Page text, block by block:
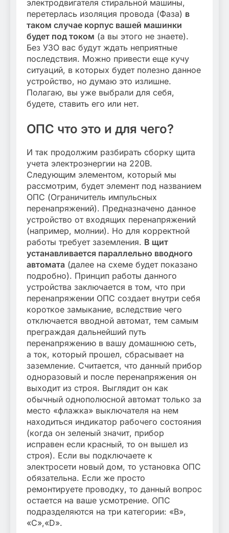
электродвигателя стиральной машины,
перетерлась изоляция провода (Фаза) в
таком случае корпус вашей машинки
будет под током (а вы этого не знаете).
Без УЗО вас будут ждать неприятные
последствия. Можно привести еще кучу
ситуаций, в которых будет полезно данное
устройство, но думаю это излишне.
Полагаю, вы уже выбрали для себя,
будете, ставить его или нет.
ОПС что это и для чего?
И так продолжим разбирать сборку щита
учета электроэнергии на 220В.
Следующим элементом, который мы
рассмотрим, будет элемент под названием
ОПС (Ограничитель импульсных
перенапряжений). Предназначено данное
устройство от входящих перенапряжений
(например, молнии). Но для корректной
работы требует заземления. В щит
устанавливается параллельно вводного
автомата (далее на схеме будет показано
подробно). Принцип работы данного
устройства заключается в том, что при
перенапряжении ОПС создает внутри себя
короткое замыкание, вследствие чего
отключается вводной автомат, тем самым
преграждая дальнейший путь
перенапряжению в вашу домашнюю сеть,
а ток, который прошел, сбрасывает на
заземление. Считается, что данный прибор
одноразовый и после перенапряжения он
выходит из строя. Выглядит он как
обычный однополюсной автомат только за
место «флажка» выключателя на нем
находиться индикатор рабочего состояния
(когда он зеленый значит, прибор
исправен если красный, то он вышел из
строя). Если вы подключаете к
электросети новый дом, то установка ОПС
обязательна. Если же просто
ремонтируете проводку, то данный вопрос
остается на ваше усмотрение. ОПС
подразделяются на три категории: «B»,
«C»,«D».